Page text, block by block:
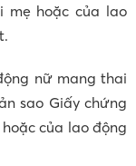
mẹ hoặc của lao
nữ mang thai
sao Giấy chứng
của lao động